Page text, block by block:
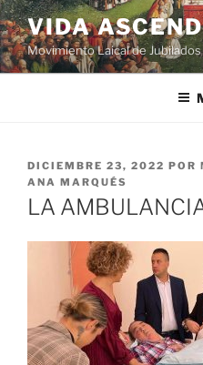
VIDA
Movimiento Laical de
DICIEMBRE 23, 2022 POR
ANA MARQUÉS
LA